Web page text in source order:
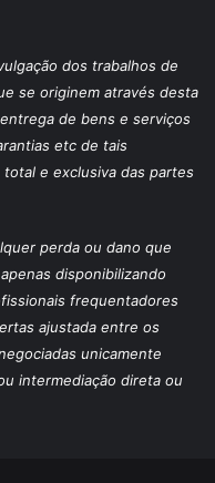
dos trabalhos de
se originem através desta
de bens e serviços
etc de tais
e exclusiva das partes
perda ou dano que
disponibilizando
frequentadores
ajustada entre os
unicamente
intermediação direta ou